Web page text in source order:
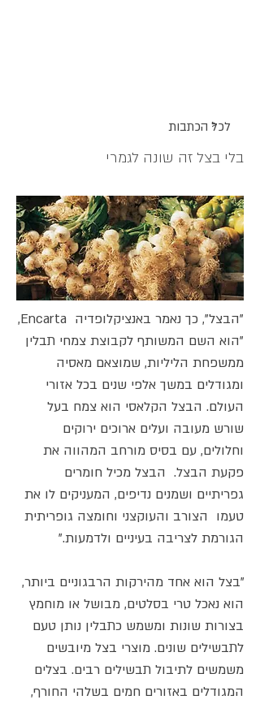
לכל הכתבות
>
בלי בצל זה שונה לגמרי
"הבצל", כך נאמר באנציקלופדיה Encarta,
"הוא השם המשותף לקבוצת צמחי תבלין
ממשפחת הליליות, שמוצאם מאסיה
ומגודלים במשך אלפי שנים בכל אזורי
העולם. הבצל הקלאסי הוא צמח בעל
שורש מעובה ועלים ארוכים ירוקים
וחלולים, עם בסיס מורחב המהווה את
פקעת הבצל. הבצל מכיל חומרים
גפריתיים ושמנים נדיפים, המעניקים לו את
טעמו הצורב והעוקצני וחומצה גופריתית
הגורמת לצריבה בעיניים ולדמעות."
"בצל הוא אחד מהירקות הרבגוניים ביותר,
הוא נאכל טרי בסלטים, מבושל או מוחמץ
בצורות שונות ומשמש כתבלין נותן טעם
לתבשילים שונים. מוצרי בצל מיובשים
משמשים לתיבול תבשילים רבים. בצלים
המגודלים באזורים חמים בשלהי החורף,